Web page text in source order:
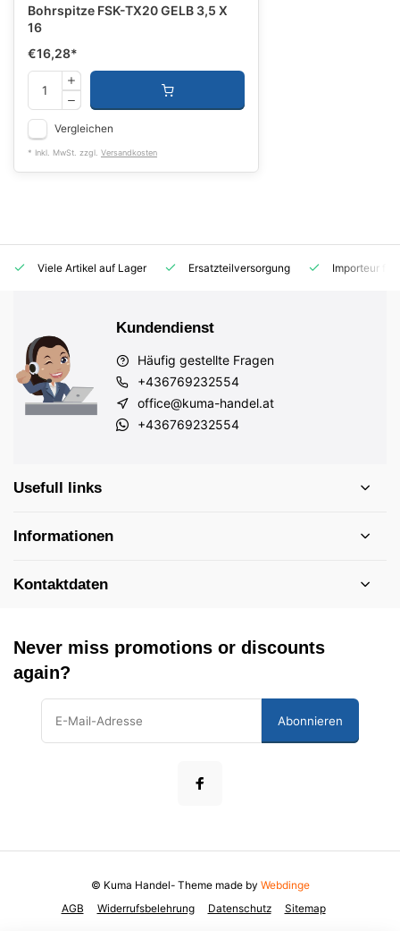
Bohrspitze FSK-TX20 GELB 3,5 X
16
€16,28*
Vergleichen
* Inkl. MwSt. zzgl. Versandkosten
Viele Artikel auf Lager Ersatzteilversorgung Importeur für
Kundendienst
Häufig gestellte Fragen
+436769232554
office@kuma-handel.at
+436769232554
Usefull links
Informationen
Kontaktdaten
Never miss promotions or discounts
again?
Abonnieren
AGB Widerrufsbelehrung Datenschutz Sitemap
© Kuma Handel- Theme made by Webdinge